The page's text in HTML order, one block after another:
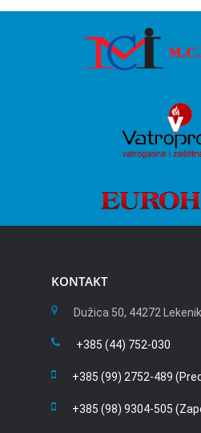
KONTAKT
Dužica 50, 44272 Lekenik
+385 (44) 752-030
+385 (99) 2752-489
+385 (98) 9304-505